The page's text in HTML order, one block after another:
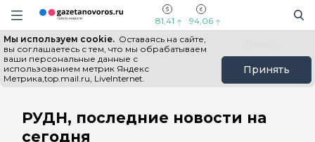
Информационный портал "ГазетаНоворос.ру"
Навигация сайта
81,41 94,06
Мы используем cookie. Оставаясь на сайте,
вы соглашаетесь с тем, что мы обрабатываем
ваши персональные данные с
использованием метрик Яндекс
Метрика,top.mail.ru, LiveInternet.
Принять
Все новости Новости России
Главная # РУДН
РУДН, последние новости на
сегодня